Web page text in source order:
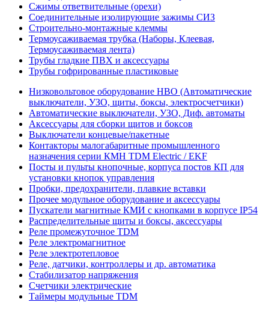
Сжимы ответвительные (орехи)
Соединительные изолирующие зажимы СИЗ
Строительно-монтажные клеммы
Термоусаживаемая трубка (Наборы, Клеевая,
Термоусаживаемая лента)
Трубы гладкие ПВХ и аксессуары
Трубы гофрированные пластиковые
Низковольтовое оборудование НВО (Автоматические
выключатели, УЗО, щиты, боксы, электросчетчики)
Автоматические выключатели, УЗО, Диф. автоматы
Аксессуары для сборки щитов и боксов
Выключатели концевые/пакетные
Контакторы малогабаритные промышленного
назначения серии КМН TDM Electric / EKF
Посты и пульты кнопочные, корпуса постов КП для
установки кнопок управления
Пробки, предохранители, плавкие вставки
Прочее модульное оборудование и аксессуары
Пускатели магнитные КМИ с кнопками в корпусе IP54
Распределительные щиты и боксы, аксессуары
Реле промежуточное TDM
Реле электромагнитное
Реле электротепловое
Реле, датчики, контроллеры и др. автоматика
Стабилизатор напряжения
Счетчики электрические
Таймеры модульные TDM